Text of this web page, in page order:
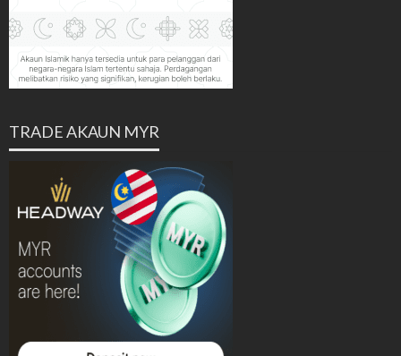
TRADE AKAUN MYR